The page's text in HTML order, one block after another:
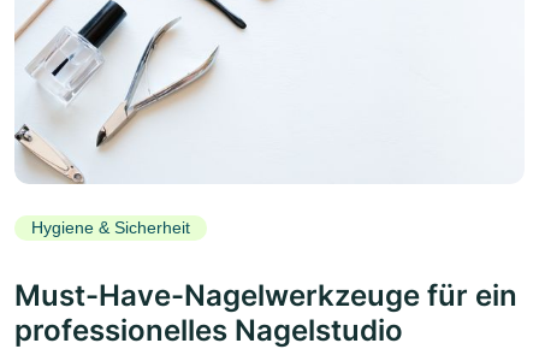
Hygiene & Sicherheit
Must-Have-Nagelwerkzeuge für ein
professionelles Nagelstudio